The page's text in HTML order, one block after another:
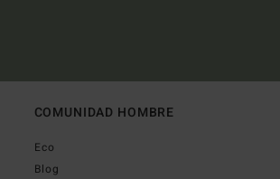
COMUNIDAD HOMBRE
Eco
Blog